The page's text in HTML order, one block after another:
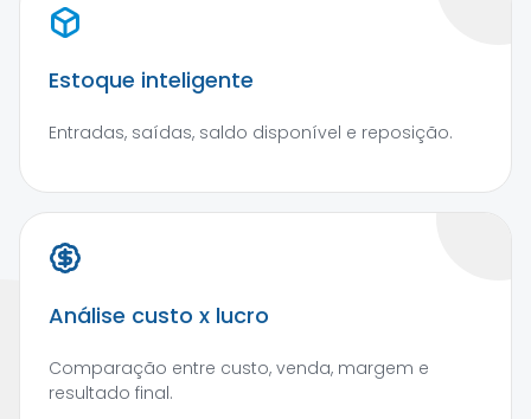
Estoque inteligente
Entradas, saídas, saldo disponível e reposição.
Análise custo x lucro
Comparação entre custo, venda, margem e
resultado final.